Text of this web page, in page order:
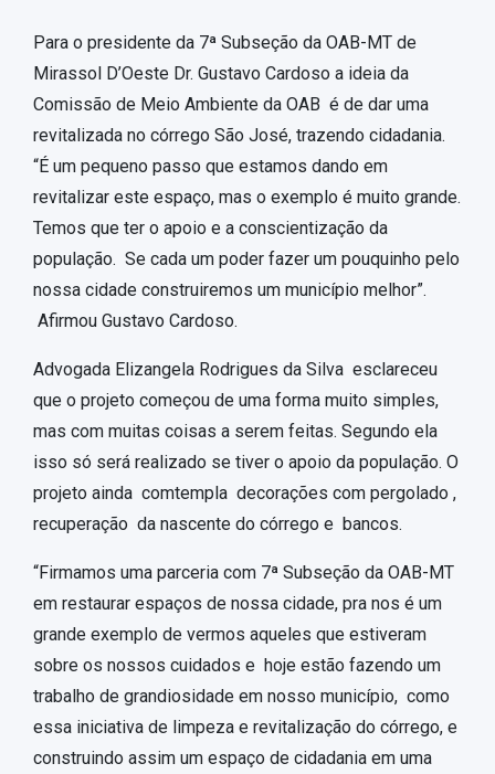
Para o presidente da 7ª Subseção da OAB-MT de
Mirassol D’Oeste Dr. Gustavo Cardoso a ideia da
Comissão de Meio Ambiente da OAB é de dar uma
revitalizada no córrego São José, trazendo cidadania.
“É um pequeno passo que estamos dando em
revitalizar este espaço, mas o exemplo é muito grande.
Temos que ter o apoio e a conscientização da
população. Se cada um poder fazer um pouquinho pelo
nossa cidade construiremos um município melhor”.
Afirmou Gustavo Cardoso.
Advogada Elizangela Rodrigues da Silva esclareceu
que o projeto começou de uma forma muito simples,
mas com muitas coisas a serem feitas. Segundo ela
isso só será realizado se tiver o apoio da população. O
projeto ainda comtempla decorações com pergolado ,
recuperação da nascente do córrego e bancos.
“Firmamos uma parceria com 7ª Subseção da OAB-MT
em restaurar espaços de nossa cidade, pra nos é um
grande exemplo de vermos aqueles que estiveram
sobre os nossos cuidados e hoje estão fazendo um
trabalho de grandiosidade em nosso município, como
essa iniciativa de limpeza e revitalização do córrego, e
construindo assim um espaço de cidadania em uma